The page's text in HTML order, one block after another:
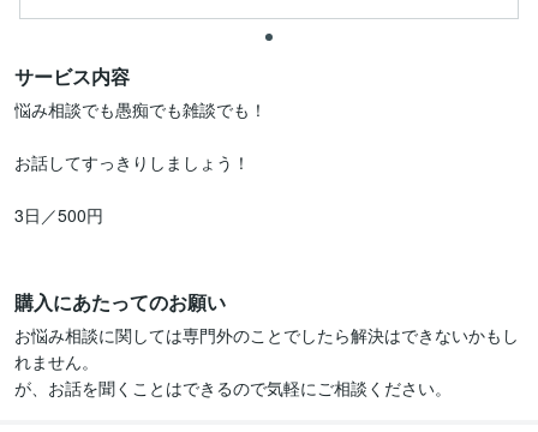
サービス内容
悩み相談でも愚痴でも雑談でも！
お話してすっきりしましょう！
3日／500円
購入にあたってのお願い
お悩み相談に関しては専門外のことでしたら解決はできないかもし
れません。
が、お話を聞くことはできるので気軽にご相談ください。